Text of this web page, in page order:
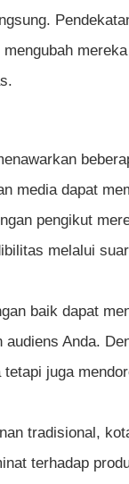
media dapat
pengikut
melalui
baik dapat
Anda.
juga
tradisional,
terhadap